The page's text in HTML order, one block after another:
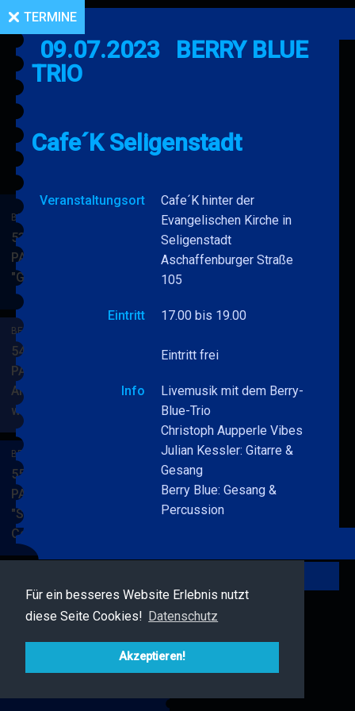
Für ein besseres Website Erlebnis nutzt
diese Seite Cookies! Datenschutz
Akzeptieren!
BERRY BLUE & BAND
53. JAZZ Matinee in den
PARKSIDE STUDIOS
"Gypsy Jazz"
&
BERRY BLUE & BAND
54. JAZZ Matinee in den
PARKSIDE STUDIOS
American Songbook
wunderbare Musik
BERRY
BLUE
BAND
BERRY BLUE & BAND
55. JAZZ Matinee in den
PARKSIDE STUDIOS
"Songs von Nat King
Cole"
BAND
BERRY BLUE & FRIENDS
Live Jazz im MAMPF
&
TERMINE
09.07.2023
BERRY BLUE
TRIO
Cafe´K Seligenstadt
Veranstaltungsort
Cafe´K hinter der
Evangelischen Kirche in
Seligenstadt
Aschaffenburger Straße
105
Eintritt 17.00 bis 19.00
Eintritt frei
Info
Livemusik mit dem Berry-
Blue-Trio
Christoph Aupperle Vibes
Julian Kessler: Gitarre &
Gesang
Berry Blue: Gesang &
Percussion